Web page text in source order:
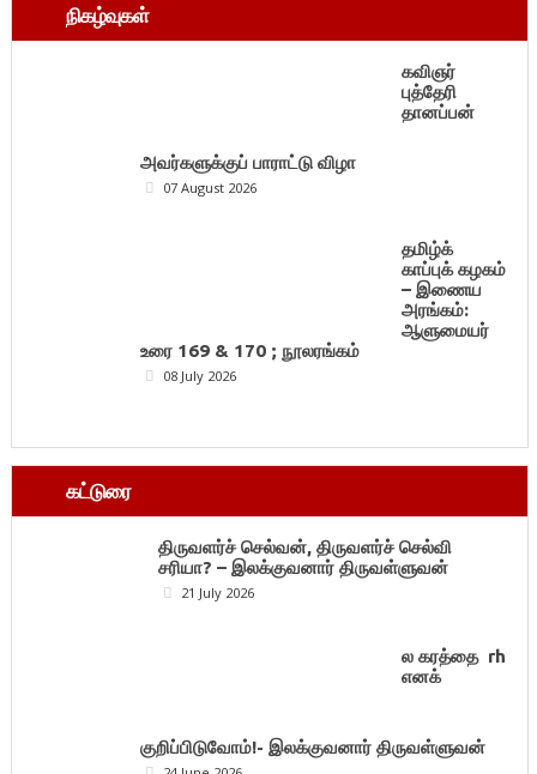
நிகழ்வுகள்
கவிஞர்
புத்தேரி
தானப்பன்
அவர்களுக்குப் பாராட்டு விழா
07 August 2026
தமிழ்க்
காப்புக் கழகம்
– இணைய
அரங்கம்:
ஆளுமையர்
உரை 169 & 170 ; நூலரங்கம்
08 July 2026
கட்டுரை
திருவளர்ச் செல்வன், திருவளர்ச் செல்வி
சரியா? – இலக்குவனார் திருவள்ளுவன்
21 July 2026
ல கரத்தை rh
எனக்
குறிப்பிடுவோம்!- இலக்குவனார் திருவள்ளுவன்